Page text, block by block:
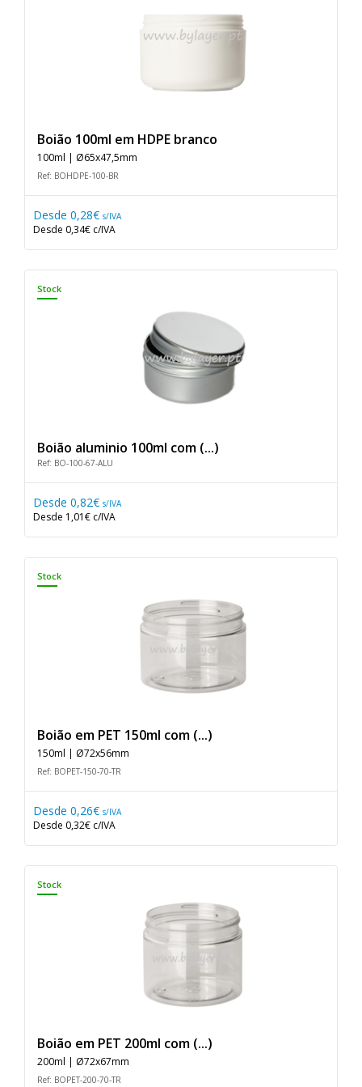
Boião 100ml em HDPE branco
100ml | Ø65x47,5mm
Ref: BOHDPE-100-BR
Desde 0,28€ s/IVA
Desde 0,34€ c/IVA
Stock
Boião aluminio 100ml com (...)
Ref: BO-100-67-ALU
Desde 0,82€ s/IVA
Desde 1,01€ c/IVA
Stock
Boião em PET 150ml com (...)
150ml | Ø72x56mm
Ref: BOPET-150-70-TR
Desde 0,26€ s/IVA
Desde 0,32€ c/IVA
Stock
Boião em PET 200ml com (...)
200ml | Ø72x67mm
Ref: BOPET-200-70-TR